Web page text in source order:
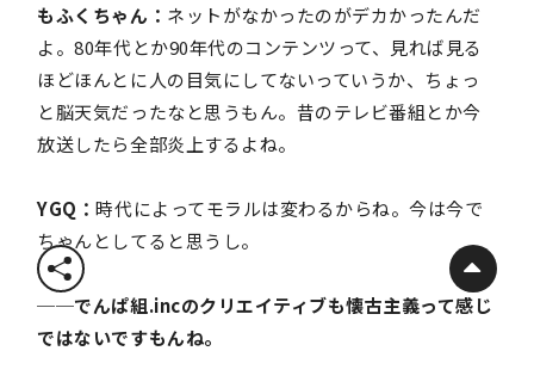
もふくちゃん： ネットがなかったのがデカかったんだ
よ。80年代とか90年代のコンテンツって、見れば見る
ほどほんとに人の目気にしてないっていうか、ちょっ
と脳天気だったなと思うもん。昔のテレビ番組とか今
放送したら全部炎上するよね。
YGQ：時代によってモラルは変わるからね。今は今で
ちゃんとしてると思うし。
──でんぱ組.incのクリエイティブも懐古主義って感じ
ではないですもんね。